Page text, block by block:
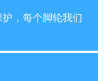
，每个脚轮我们